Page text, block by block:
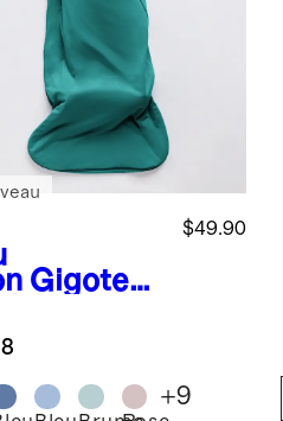
Gigoteus
TOG de
$49.90
+9